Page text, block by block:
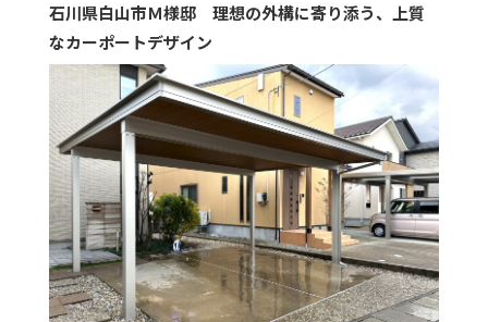
石川県白山市Ｍ様邸 理想の外構に寄り添う、上質
なカーポートデザイン